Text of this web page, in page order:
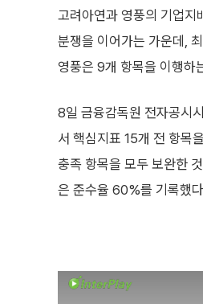
고려아연과 영풍의 기업지
분쟁을 이어가는 가운데,
영풍은 9개 항목을 이행하
8일 금융감독원 전자공시
서 핵심지표 15개 전 항목
충족 항목을 모두 보완한
은 준수율 60%를 기록했